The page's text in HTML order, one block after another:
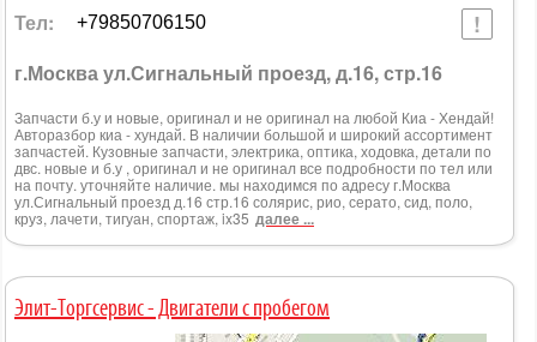
Тел: +79850706150
г.Москва ул.Сигнальный проезд, д.16, стр.16
Запчасти б.у и новые, оригинал и не оригинал на любой Киа - Хендай!
Авторазбор киа - хундай. В наличии большой и широкий ассортимент
запчастей. Кузовные запчасти, электрика, оптика, ходовка, детали по
двс. новые и б.у , оригинал и не оригинал все подробности по тел или
на почту. уточняйте наличие. мы находимся по адресу г.Москва
ул.Сигнальный проезд д.16 стр.16 солярис, рио, серато, сид, поло,
круз, лачети, тигуан, спортаж, ix35 далее ...
Элит-Торгсервис - Двигатели с пробегом